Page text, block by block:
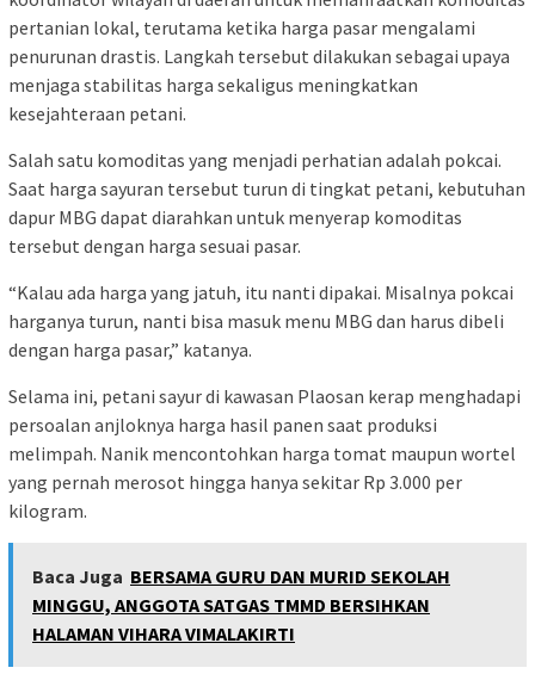
pertanian lokal, terutama ketika harga pasar mengalami
penurunan drastis. Langkah tersebut dilakukan sebagai upaya
menjaga stabilitas harga sekaligus meningkatkan
kesejahteraan petani.
Salah satu komoditas yang menjadi perhatian adalah pokcai.
Saat harga sayuran tersebut turun di tingkat petani, kebutuhan
dapur MBG dapat diarahkan untuk menyerap komoditas
tersebut dengan harga sesuai pasar.
“Kalau ada harga yang jatuh, itu nanti dipakai. Misalnya pokcai
harganya turun, nanti bisa masuk menu MBG dan harus dibeli
dengan harga pasar,” katanya.
Selama ini, petani sayur di kawasan Plaosan kerap menghadapi
persoalan anjloknya harga hasil panen saat produksi
melimpah. Nanik mencontohkan harga tomat maupun wortel
yang pernah merosot hingga hanya sekitar Rp 3.000 per
kilogram.
Baca Juga BERSAMA GURU DAN MURID SEKOLAH
MINGGU, ANGGOTA SATGAS TMMD BERSIHKAN
HALAMAN VIHARA VIMALAKIRTI